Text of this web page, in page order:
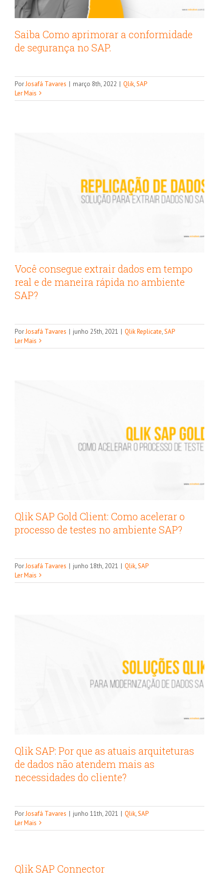
Saiba Como aprimorar a conformidade
de segurança no SAP.
PorJosafá Tavares | março 8th, 2022 | Qlik,SAP
Ler Mais
tempo real e de maneira rápida no
Você consegue extrair dados em tempo
real e de maneira rápida no ambiente
SAP?
PorJosafá Tavares | junho 25th, 2021 | Qlik Replicate,SAP
Ler Mais
processo de testes no ambiente SAP?
Qlik SAP
Qlik SAP Gold Client: Como acelerar o
processo de testes no ambiente SAP?
PorJosafá Tavares | junho 18th, 2021 | Qlik,SAP
Ler Mais
de dados não atendem mais as
Qlik SAP: Por que as atuais arquiteturas
de dados não atendem mais as
necessidades do cliente?
PorJosafá Tavares | junho 11th, 2021 | Qlik,SAP
Ler Mais
Qlik SAP Connector